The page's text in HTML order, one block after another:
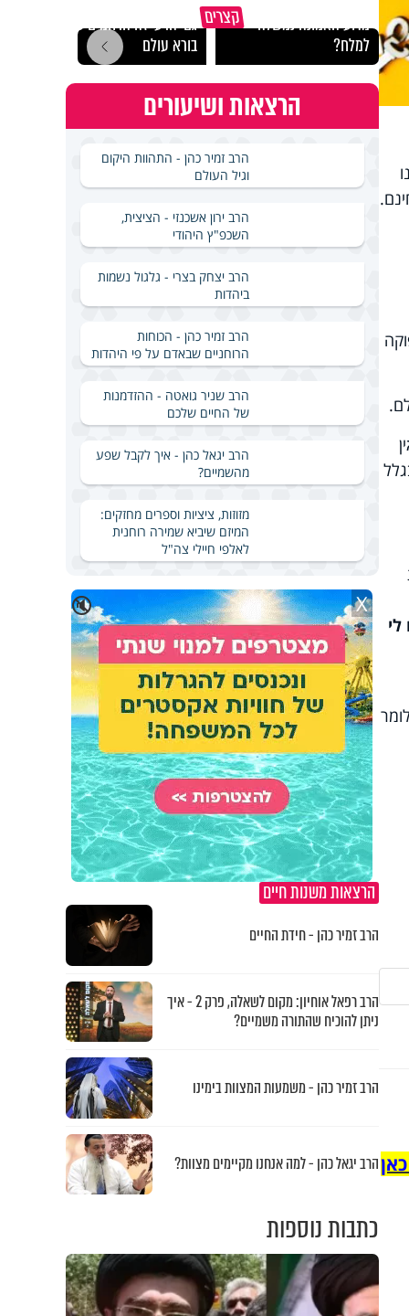
קצרים
מדוע האמונה נמשלה
למלח?
גם ׳הרע׳ זה הרחמים של
בורא עולם
הרצאות ושיעורים
הרב זמיר כהן - התהוות היקום
וגיל העולם
הרב ירון אשכנזי - הציצית,
השכפ"ץ היהודי
הרב יצחק בצרי - גלגול נשמות
ביהדות
הרב זמיר כהן - הכוחות
הרוחניים שבאדם על פי היהדות
הרב שניר גואטה - ההזדמנות
של החיים שלכם
הרב יגאל כהן - איך לקבל שפע
מהשמיים?
מזוזות, ציציות וספרים מחזקים:
המיזם שיביא שמירה רוחנית
לאלפי חיילי צה"ל
🔇 X
הרצאות משנות חיים
הרב זמיר כהן - חידת החיים
הרב רפאל אוחיון: מקום לשאלה, פרק 2 - איך
ניתן להוכיח שהתורה משמיים?
הרב זמיר כהן - משמעות המצוות בימינו
הרב יגאל כהן - למה אנחנו מקיימים מצוות?
כתבות נוספות